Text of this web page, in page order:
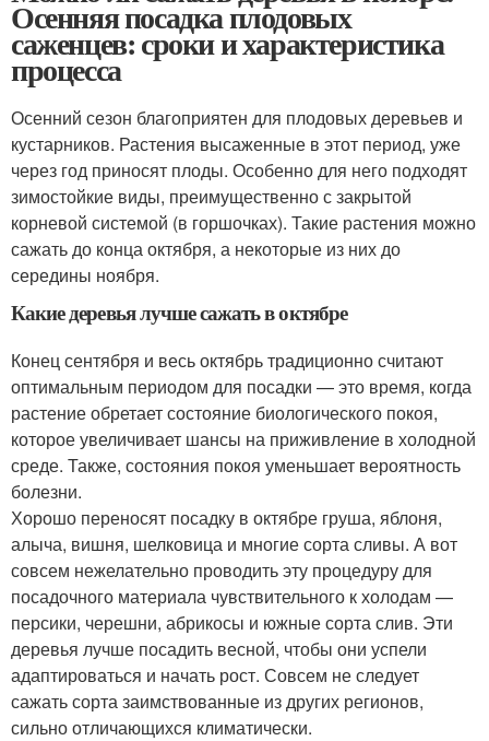
Осенняя посадка плодовых
саженцев: сроки и характеристика
процесса
Осенний сезон благоприятен для плодовых деревьев и
кустарников. Растения высаженные в этот период, уже
через год приносят плоды. Особенно для него подходят
зимостойкие виды, преимущественно с закрытой
корневой системой (в горшочках). Такие растения можно
сажать до конца октября, а некоторые из них до
середины ноября.
Какие деревья лучше сажать в октябре
Конец сентября и весь октябрь традиционно считают
оптимальным периодом для посадки — это время, когда
растение обретает состояние биологического покоя,
которое увеличивает шансы на приживление в холодной
среде. Также, состояния покоя уменьшает вероятность
болезни.
Хорошо переносят посадку в октябре груша, яблоня,
алыча, вишня, шелковица и многие сорта сливы. А вот
совсем нежелательно проводить эту процедуру для
посадочного материала чувствительного к холодам —
персики, черешни, абрикосы и южные сорта слив. Эти
деревья лучше посадить весной, чтобы они успели
адаптироваться и начать рост. Совсем не следует
сажать сорта заимствованные из других регионов,
сильно отличающихся климатически.